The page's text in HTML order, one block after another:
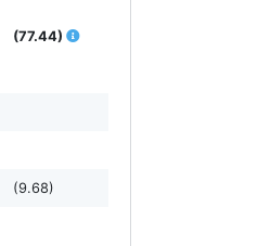
(77.44)
(9.68)